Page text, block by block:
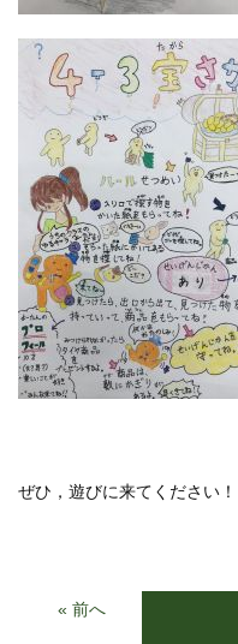
ぜひ，遊びに来てください！
« 前へ